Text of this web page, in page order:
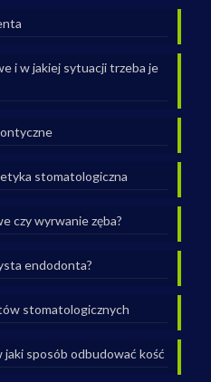
i w jakiej sytuacji trzeba je
stomatologiczna
czy wyrwanie zęba?
endodonta?
stomatologicznych
sposób odbudować kość